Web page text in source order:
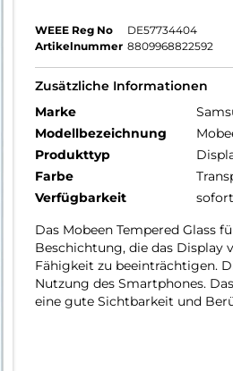
WEEE Reg No
DE57734404
Artikelnummer 8809968822592
Zusätzliche Informationen
Marke
Modellbezeichnung
Produkttyp
Farbe
Verfügbarkeit
Das Mobeen Tempered Glass
Beschichtung, die das Display
Fähigkeit zu beeinträchtigen.
Nutzung des Smartphones.
eine gute Sichtbarkeit und